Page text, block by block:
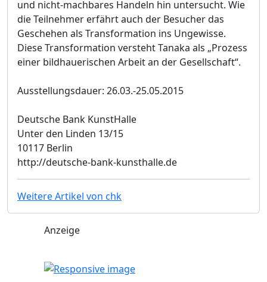
und nicht-machbares Handeln hin untersucht. Wie
die Teilnehmer erfährt auch der Besucher das
Geschehen als Transformation ins Ungewisse.
Diese Transformation versteht Tanaka als „Prozess
einer bildhauerischen Arbeit an der Gesellschaft“.
Ausstellungsdauer: 26.03.-25.05.2015
Deutsche Bank KunstHalle
Unter den Linden 13/15
10117 Berlin
http://deutsche-bank-kunsthalle.de
Weitere Artikel von chk
Anzeige